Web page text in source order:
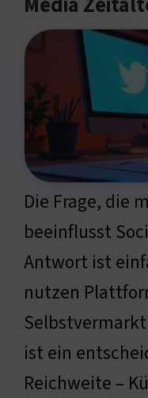
Die Frage, die
beeinflusst
Antwort ist
nutzen
ist ein
Reichweite –